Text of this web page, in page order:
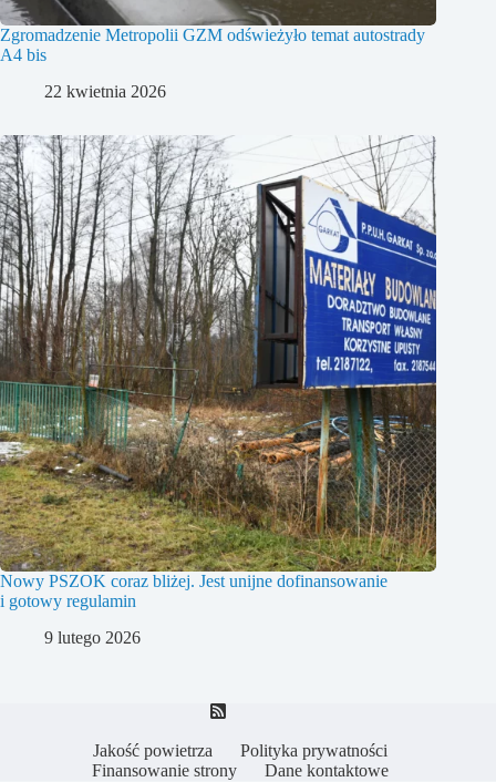
Zgromadzenie Metropolii GZM odświeżyło temat autostrady
A4 bis
22 kwietnia 2026
Nowy PSZOK coraz bliżej. Jest unijne dofinansowanie
i gotowy regulamin
9 lutego 2026
Jakość powietrza
Polityka prywatności
Finansowanie strony
Dane kontaktowe